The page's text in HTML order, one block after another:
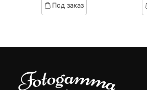
on
составляла
2,990 ₽.
Под заказ